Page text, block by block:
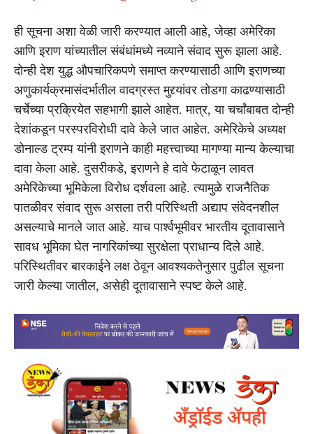
ही सूचना अशा वेळी जारी करण्यात आली आहे, जेव्हा अमेरिका
आणि इराण यांच्यातील संबंधांमध्ये नव्याने संवाद सुरू झाला आहे.
दोन्ही देश युद्ध औपचारिकपणे समाप्त करण्यासाठी आणि इराणच्या
अणुकार्यक्रमासंदर्भातील वादग्रस्त मुद्द्यांवर तोडगा काढण्यासाठी
चर्चेच्या प्रक्रियेत सहभागी झाले आहेत. मात्र, या चर्चांबाबत दोन्ही
देशांकडून परस्परविरोधी दावे केले जात आहेत. अमेरिकेचे अध्यक्ष
डोनाल्ड ट्रम्प यांनी इराणने काही महत्त्वाच्या मागण्या मान्य केल्याचा
दावा केला आहे. दुसरीकडे, इराणने हे दावे फेटाळून लावत
अमेरिकेच्या भूमिकेला विरोध दर्शवला आहे. त्यामुळे राजनैतिक
पातळीवर संवाद सुरू असला तरी परिस्थिती अद्याप संवेदनशील
असल्याचे मानले जात आहे. याच पार्श्वभूमीवर भारतीय दूतावासाने
सावध भूमिका घेत नागरिकांच्या सुरक्षेला प्राधान्य दिले आहे.
परिस्थितीवर बारकाईने लक्ष ठेवून आवश्यकतेनुसार पुढील सूचना
जारी केल्या जातील, असेही दूतावासाने स्पष्ट केले आहे.